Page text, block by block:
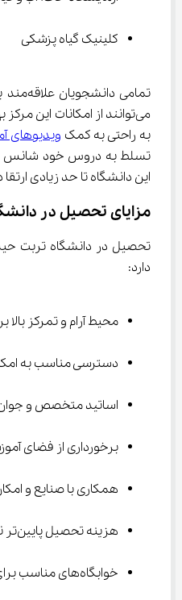
کلینیک گیاه پزشکی
تمامی
به راحتی به کمک ویدیوهای
تسلط به دروس خود شانس
این دانشگاه تا حد زیادی
مزایای تحصیل در
دارد:
محیط آرام و تمرکز بالا
دسترسی مناسب به
اساتید متخصص و
برخورداری از فضای
همکاری با صنایع و
هزینه تحصیل پایین‌تر نسبت به دانشگاه‌های بزرگ
خوابگاه‌های مناسب برای دانشجویان غیر بومی